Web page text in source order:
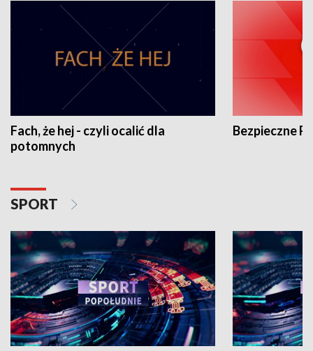
Fach, że hej - czyli ocalić dla
potomnych
Bezpieczne
SPORT